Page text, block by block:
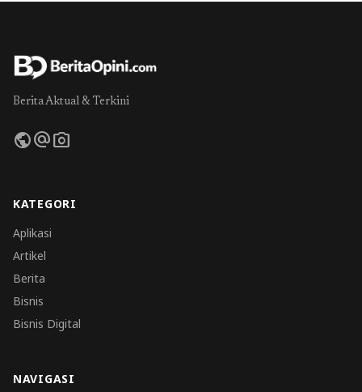
Berita Aktual & Terkini
publicalternate_emailphoto_camera
KATEGORI
Aplikasi
Artikel
Berita
Bisnis
Bisnis Digital
NAVIGASI